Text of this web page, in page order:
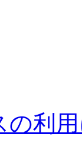
の利